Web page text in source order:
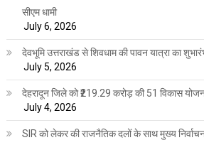
सीएम धामी
July 6, 2026
देवभूमि उत्तराखंड से शिवधाम की पावन यात्रा का
July 5, 2026
देहरादून जिले को ₹219.29 करोड़ की 51 विकास
July 4, 2026
SIR को लेकर की राजनैतिक दलों के साथ मुख्य